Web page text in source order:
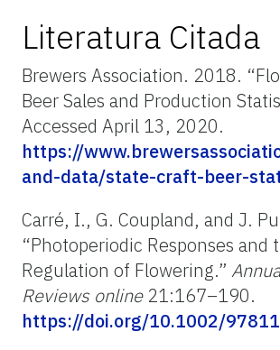
Literatura Citada
Brewers Association. 2018.
Beer Sales and Production
Accessed April 13, 2020.
https://
and-data/state-craft-beer-
Carré, I., G. Coupland, and J.
“Photoperiodic Responses and
Regulation of Flowering.”
Reviews online21:167–190.
https://doi.org/10.1002/